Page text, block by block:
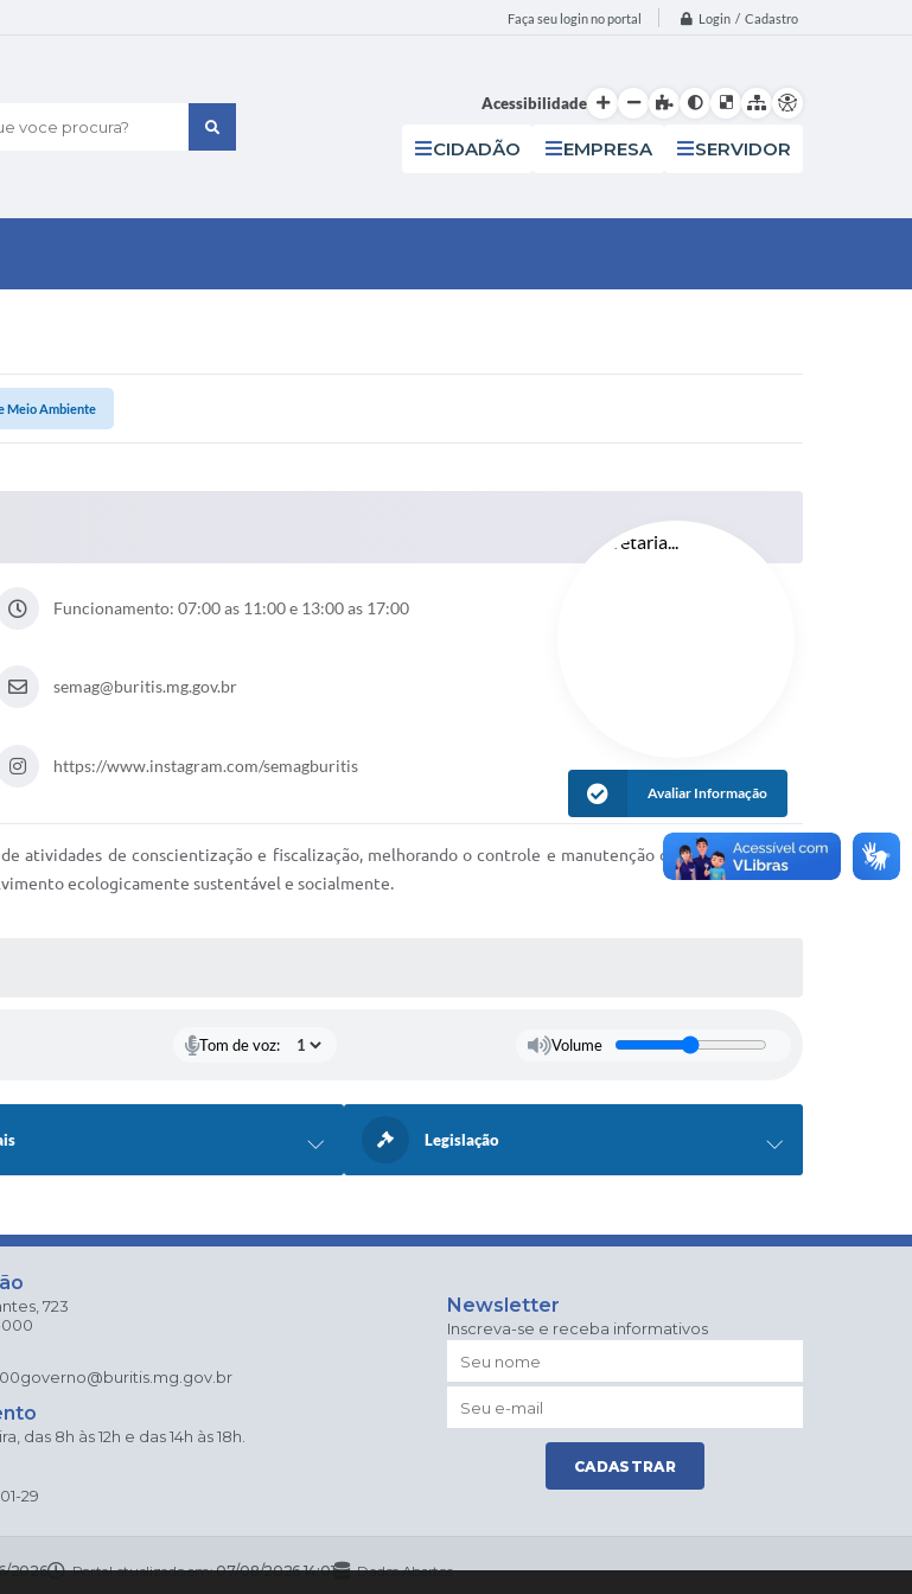
Faça seu login no portal Login / Cadastro
voce procura?
Acessibilidade
CIDADÃO EMPRESA SERVIDOR
Meio Ambiente
Funcionamento: 07:00 as 11:00 e 13:00 as 17:00
semag@buritis.mg.gov.br
https://www.instagram.com/semagburitis
Avaliar Informação
atividades de conscientização e fiscalização, melhorando o controle e manutenção do meio ambiente.
ecologicamente sustentável e socialmente.
Tom de voz: Volume
Legislação
723
000
governo@buritis.mg.gov.br
das 8h às 12h e das 14h às 18h.
29
Newsletter
Inscreva-se e receba informativos
CADASTRAR
2026 Portal atualizado em:07/08/2026 14:01 Dados Abertos